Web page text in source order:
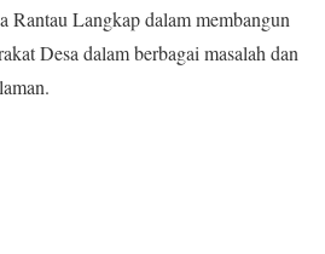
Rantau Langkap dalam membangun
Desa dalam berbagai masalah dan